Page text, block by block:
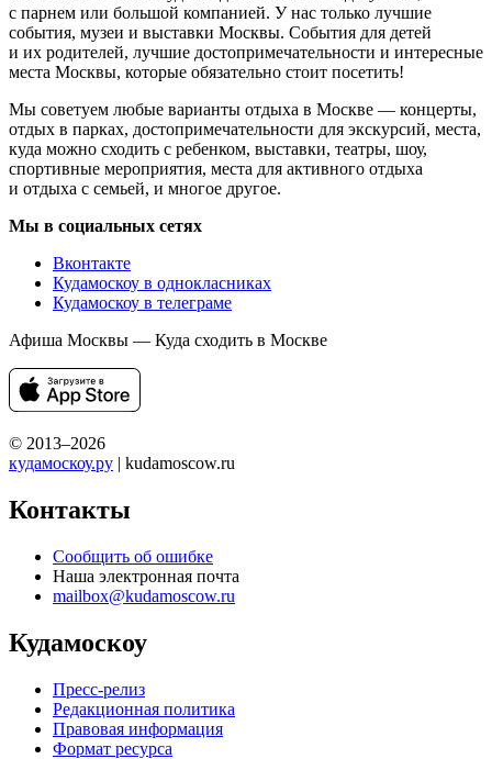
с парнем или большой компанией. У нас только лучшие
события, музеи и выставки Москвы. События для детей
и их родителей, лучшие достопримечательности и интересные
места Москвы, которые обязательно стоит посетить!
Мы советуем любые варианты отдыха в Москве — концерты,
отдых в парках, достопримечательности для экскурсий, места,
куда можно сходить с ребенком, выставки, театры, шоу,
спортивные мероприятия, места для активного отдыха
и отдыха с семьей, и многое другое.
Мы в социальных сетях
Вконтакте
Кудамоскоу в однокласниках
Кудамоскоу в телеграме
Афиша Москвы — Куда сходить в Москве
© 2013–2026
кудамоскоу.ру | kudamoscow.ru
Контакты
Сообщить об ошибке
Наша электронная почта
mailbox@kudamoscow.ru
Кудамоскоу
Пресс-релиз
Редакционная политика
Правовая информация
Формат ресурса